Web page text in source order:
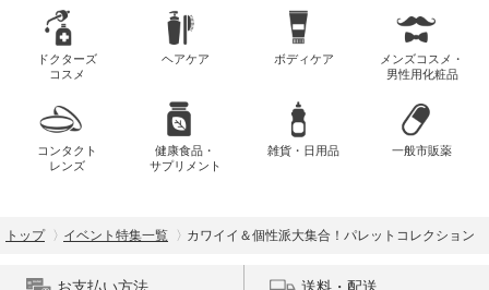
ドクターズ
コスメ
ヘアケア ボディケア
メンズコスメ・
男性用化粧品
コンタクト
レンズ
健康食品・
サプリメント
雑貨・日用品 一般市販薬
トップ イベント特集一覧 カワイイ＆個性派大集合！パレットコレクション